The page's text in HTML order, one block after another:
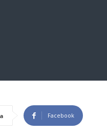
Facebook